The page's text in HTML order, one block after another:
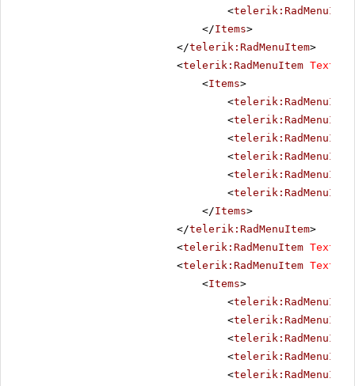
<telerik:RadMenuItem
</Items>
</telerik:RadMenuItem>
<telerik:RadMenuItem Text
<Items>
<telerik:RadMenuItem
<telerik:RadMenuItem
<telerik:RadMenuItem
<telerik:RadMenuItem
<telerik:RadMenuItem
<telerik:RadMenuItem
</Items>
</telerik:RadMenuItem>
<telerik:RadMenuItem Text
<telerik:RadMenuItem Text
<Items>
<telerik:RadMenuItem
<telerik:RadMenuItem
<telerik:RadMenuItem
<telerik:RadMenuItem
<telerik:RadMenuItem